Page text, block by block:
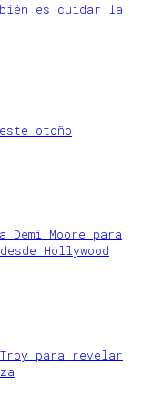
es cuidar la
otoño
Demi Moore para
Hollywood
para revelar